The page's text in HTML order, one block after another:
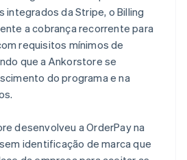
da Stripe, o Billing
a cobrança recorrente para
requisitos mínimos de
que a Ankorstore se
do programa e na
desenvolveu a OrderPay na
identificação de marca que